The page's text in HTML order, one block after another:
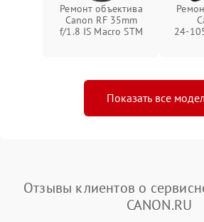
Ремонт объектива
Canon RF 35mm
f/1.8 IS Macro STM
Показать все
Отзывы клиентов о
CANON.RU